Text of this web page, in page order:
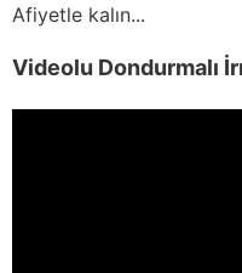
Afiyetle kalın...
Videolu Dondurmalı